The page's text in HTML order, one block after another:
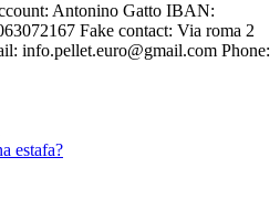
Antonino Gatto IBAN:
Fake contact: Via roma 2
info.pellet.euro@gmail.com Phone:
estafa?